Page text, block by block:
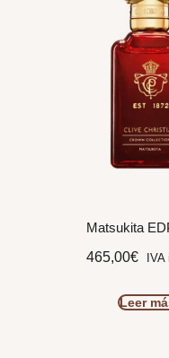
Matsukita
465,00€ IVA
Leer